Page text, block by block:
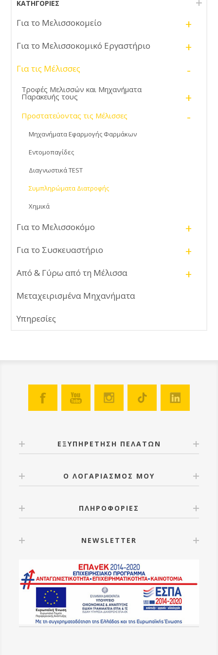
ΚΑΤΗΓΟΡΊΕΣ
Για το Μελισσοκομείο +
Για το Μελισσοκομικό Εργαστήριο +
Για τις Μέλισσες -
Τροφές Μελισσών και Μηχανήματα
Παρακευής τους +
Προστατεύοντας τις Μέλισσες -
Μηχανήματα Εφαρμογής Φαρμάκων
Εντομοπαγίδες
Διαγνωστικά TEST
Συμπληρώματα Διατροφής
Χημικά
Για το Μελισσοκόμο +
Για το Συσκευαστήριο +
Από & Γύρω από τη Μέλισσα +
Μεταχειρισμένα Μηχανήματα
Υπηρεσίες
ΕΞΥΠΗΡΕΤΗΣΗ ΠΕΛΑΤΩΝ
Ο ΛΟΓΑΡΙΑΣΜΟΣ ΜΟΥ
ΠΛΗΡΟΦΟΡΙΕΣ
NEWSLETTER